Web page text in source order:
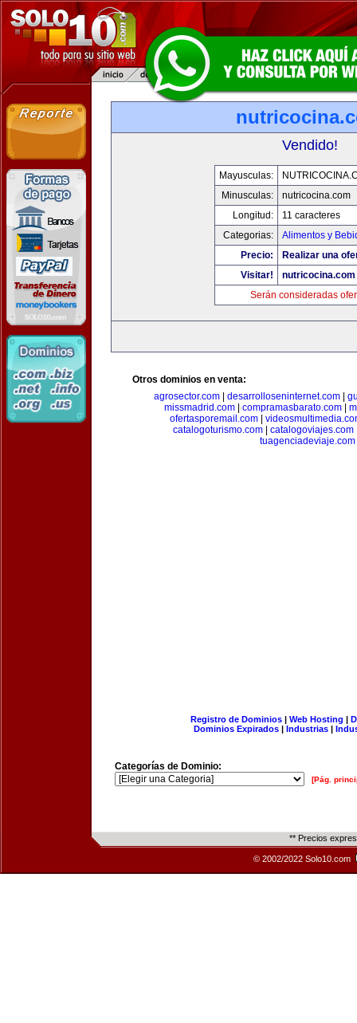
Vendido!
Mayusculas:
Minusculas:
nutricocina.com
Longitud:
11 caracteres
Categorias:
Alimentos y
Precio:
Realizar una
Visitar!
nutricocina.com
Serán consideradas
Otros dominios en venta:
agrosector.com
desarrolloseninternet.com
missmadrid.com| compramasbarato.com|
ofertasporemail.com
catalogoturismo.com
catalogoviajes.com
tuagenciadeviaje.com
Registro de Dominios| Web Hosting |
Dominios Expirados | Industrias |
Categorías de Dominio:
[Pág.
** Precios
© 2002/2022 Solo10.com